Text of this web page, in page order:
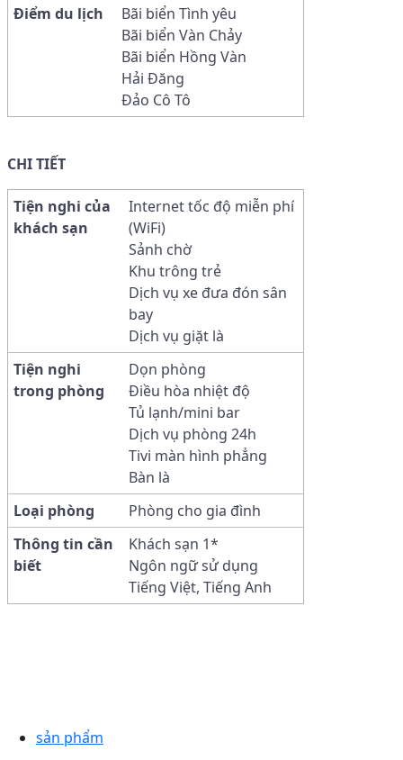
Điểm du lịch
Bãi biển Tình yêu
Bãi biển Vàn Chảy
Bãi biển Hồng Vàn
Hải Đăng
Đảo Cô Tô
CHI TIẾT
Tiện nghi của
khách sạn
Internet tốc độ miễn phí
(WiFi)
Sảnh chờ
Khu trông trẻ
Dịch vụ xe đưa đón sân
bay
Dịch vụ giặt là
Tiện nghi
trong phòng
Dọn phòng
Điều hòa nhiệt độ
Tủ lạnh/mini bar
Dịch vụ phòng 24h
Tivi màn hình phẳng
Bàn là
Loại phòng
Phòng cho gia đình
Thông tin cần
biết
Khách sạn 1*
Ngôn ngữ sử dụng
Tiếng Việt, Tiếng Anh
sản phẩm